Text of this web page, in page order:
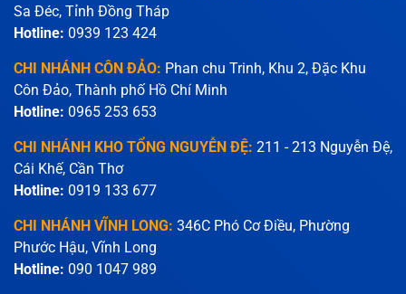
Sa Đéc, Tỉnh Đồng Tháp
Hotline: 0939 123 424
CHI NHÁNH CÔN ĐẢO: Phan chu Trinh, Khu 2, Đặc Khu
Côn Đảo, Thành phố Hồ Chí Minh
Hotline: 0965 253 653
CHI NHÁNH KHO TỔNG NGUYỄN ĐỆ: 211 - 213 Nguyễn Đệ,
Cái Khế, Cần Thơ
Hotline: 0919 133 677
CHI NHÁNH VĨNH LONG: 346C Phó Cơ Điều, Phường
Phước Hậu, Vĩnh Long
Hotline: 090 1047 989